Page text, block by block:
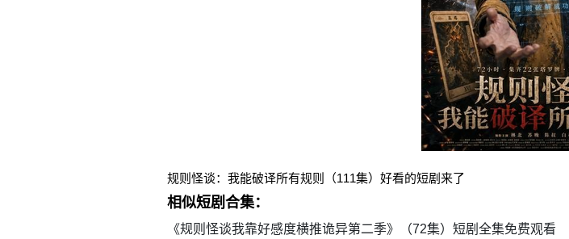
规则怪谈：我能破译所有规则（111集）好看的短剧来了
相似短剧合集：
《规则怪谈我靠好感度横推诡异第二季》（72集）短剧全集免费观看